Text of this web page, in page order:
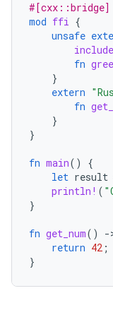
#[cxx::bridge]
mod ffi {
unsafe
fn
}
extern
fn
}
}
fn main()
{
let result
println! (
}
fn get_num() -
return 42 ;
}